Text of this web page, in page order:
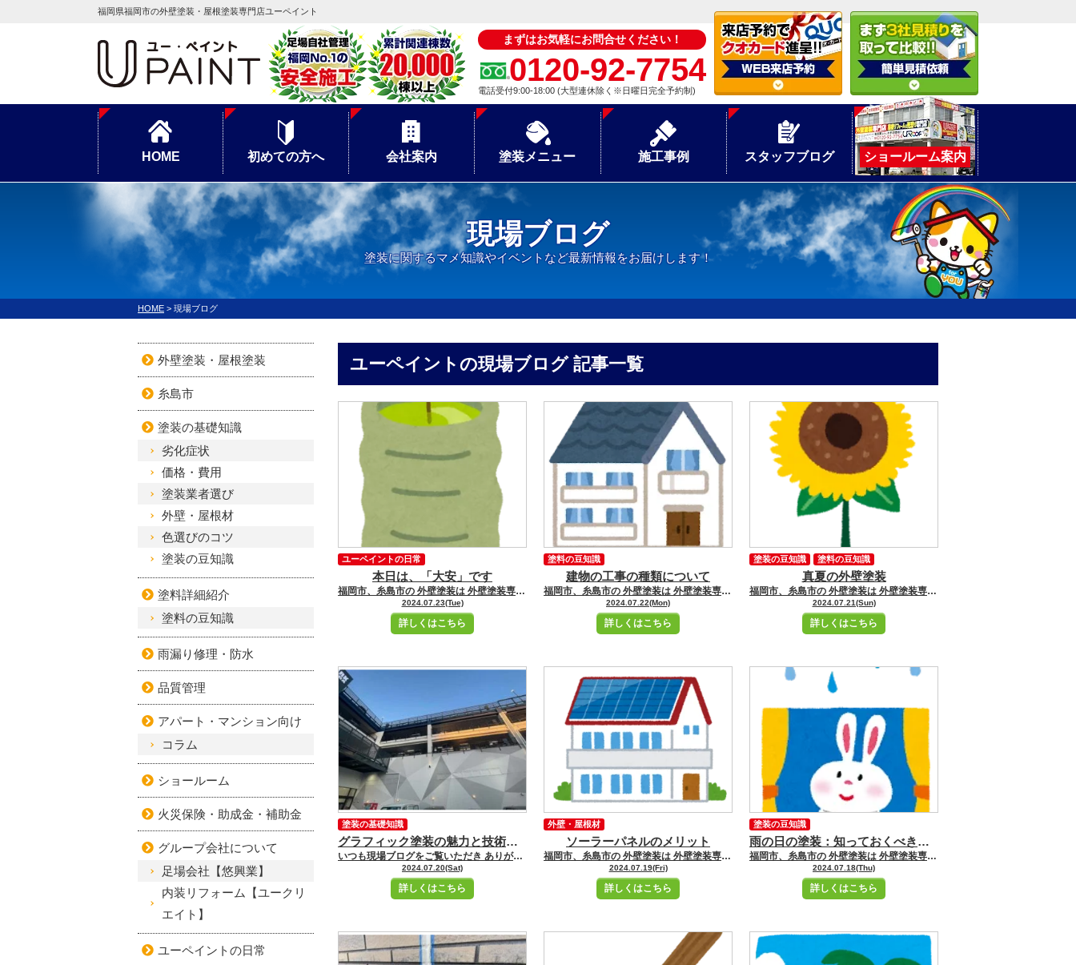
福岡県福岡市の外壁塗装・屋根塗装専門店ユーペイント
まずはお気軽にお問合せください！
0120-92-7754
電話受付9:00-18:00 (大型連休除く※日曜日完全予約制)
HOME 初めての方へ 会社案内 塗装メニュー 施工事例 スタッフブログ ショールーム案内
現場ブログ
塗装に関するマメ知識やイベントなど最新情報をお届けします！
HOME > 現場ブログ
ユーペイントの現場ブログ 記事一覧
本日は、「大安」です
福岡市、糸島市の 外壁塗装は 外壁塗装専門店ユーペイントへ お任せください！！★☆ ＼ブログ毎日更新中／ 福岡市・糸島市にお住いの皆さんこんにちは！ 福岡市・糸島市地域密着の塗装専門店ユーペイント ショールームスタッフの小牧です
2024.07.23(Tue)
詳しくはこちら
ユーペイントの日常
建物の工事の種類について
福岡市、糸島市の 外壁塗装は 外壁塗装専門店ユーペイントへ お任せください！！★☆ ＼ブログ毎日更新中／ 福岡市・糸島市にお住いの皆さんこんにちは！ 福岡市・糸島市地域密着の塗装専門店ユーペイント ショールームスタッフの飯野です
2024.07.22(Mon)
詳しくはこちら
塗料の豆知識
真夏の外壁塗装
福岡市、糸島市の 外壁塗装は 外壁塗装専門店ユーペイントへ お任せください！！★☆ ＼ブログ毎日更新中／ 福岡市・糸島市にお住いの皆さんこんにちは！ 福岡市・糸島市地域密着の塗装専門店ユーペイント ショールームスタッフの小牧です 本日もブログをご覧いただき誠にありがとうございます。 暑くなるこれからの時期、真夏に塗装作業について紹介いたします。 真夏の外壁塗装のメリット 〇速乾性 夏は気温が高いため、塗料の乾燥が早くなります。 これは、次の塗装工程に移る時間を短縮し、作業全体の効率を上げることができます。 特に天候が安定している日が多い夏は、雨で作業が中断される心配が少なく、作業が進めやすいです。 〇長い日照時間 夏は日が長いため、作業時間を最大限に活用することができます。 真夏の外壁塗装のデメリット 〇作業員の健康リスク 夏の炎天下での作業は、熱中症のリスクを高めます。 そのため、適切な休憩と水分補給が不可欠です。 〇塗料の飛散 高温の気候では、塗料が早く乾燥するため、よほど風が強いと塗料が飛散してしまうこともあります。 真夏に外壁塗装を行う際のポイント 〇塗料の選択 真夏の高温に対応できる塗料を選ぶことが重要です。 耐熱性の高い塗料や、乾燥時間が調整された製品を使用することで、塗装の品質を保つことができます。 〇十分な準備と計画 天候の確認と作業計画を十分に行い、突発的な天候変化にも対応できるように準備することが大切です。 まとめ 真夏の外壁塗装ではいくつかの注意点があります。 高温による塗料の劣化や作業員の健康リスクを考慮し、耐熱性の高い塗料を選ぶことが重要です。 また、十分な計画と準備を行うことで、真夏の外壁塗装も効率的に、そして高品質に仕上げることができます。 明日のブログもお楽しみに！ 姪浜駅からショールームへの道のりはこちらです
2024.07.21(Sun)
詳しくはこちら
塗装の豆知識 塗料の豆知識
グラフィック塗装の魅力と技術について
いつも現場ブログをご覧いただき ありがとうございます！ 福岡市、糸島市の 外壁塗装は 外壁塗装専門店ユーペイントへ お任せください！！★☆ ＼ブログ毎日更新中／ 福岡市・糸島市にお住いの皆さんこんにちは！ 福岡市・糸島市地域密着の塗装専門店ユーペイント ショールームスタッフ冨田です グラフィック塗装は、その独自のデザインと技術でさまざまなアイテムに個性を加える方法です。 この記事では、グラフィック塗装の基本から高度な技術までを掘り下げてみましょう。 1. グラフィック塗装の基本 グラフィック塗装とは、物体の表面にデザインや模様を描き出す技術です。 これにより、単なる色の組み合わせを超えて、アート作品のような仕上がりを実現します。 2. グラフィック塗装のプロセス グラフィック塗装のプロセスは以下のステップで構成されます 下地処理 物体の表面を適切に準備し、塗装が密着しやすくする作業です。 塗料と技術の選択 使用する塗料の種類と、それに適した塗布技術を選択します。 耐久性や見た目の質感に影響します。 デザイン適用と塗装 デザインを物体に適用し、エアブラシや手作業で塗装を施します。 これにより、望む結果を得るための詳細な作業が必要です。 まとめ グラフィック塗装は、その芸術性と技術的挑戦を通じて魅力的なオプションです。 自分のスタイルを表現するための強力な手段であり、さまざまな業界で愛されています。 弊社でもグラフィック塗装を行っております。某パチンコ店様 グラフィック塗装工事 姪浜駅からショールームへの道のりはこちらです
2024.07.20(Sat)
詳しくはこちら
塗装の基礎知識
ソーラーパネルのメリット
福岡市、糸島市の 外壁塗装は 外壁塗装専門店ユーペイントへ お任せください！！★☆ ＼ブログ毎日更新中／ 福岡市・糸島市にお住いの皆さんこんにちは！ 福岡市・糸島市地域密着の塗装専門店ユーペイント ショールームスタッフの小牧です 本日もブログをご覧いただき誠にありがとうございます。 本日は、ソーラーパネルについてご紹介します。 ソーラーパネルのメリット 環境への配慮：太陽光は再生可能エネルギーの一つで、温室効果ガスの排出を削減します。 電気料金の削減：発電した電力を自宅で使用することで、電力会社からの購入量を減らし、電気料金を節約できます。 売電収入：余った電力は電力会社に売電することができ、収入を得ることができます。 災害時の電源確保：停電時にも蓄電池と組み合わせることで、非常用電源として活用できます。 ソーラーパネルの設置 設置場所の選定 日照条件：南向きで日当たりの良い場所が最適です。屋根の勾配や周囲の障害物にも注意が必要です。 スペースの確保：十分な設置スペースが必要です。一般的に、1kWあたり約8〜10平方メートルのスペースが必要です。 屋根の強度：パネルの重量に耐えられる屋根であることが重要です。必要に応じて補強工事が必要な場合もあります。 設置手順 調査と計画：専門業者による現地調査と設置計画の作成。 申請と手続き：自治体や電力会社への申請手続き。 設置工事：パネルの設置、配線、インバータの設置。 動作確認：システムの動作確認と稼働開始。 ソーラーパネルのメンテナンス ソーラーパネルは比較的メンテナンスが少なく済みますが、長期間にわたって安定して発電するためには定期的なメンテナンスが重要です。 日常の点検 汚れの除去：ホコリや鳥の糞などがパネルに付着すると発電効率が低下します。定期的な清掃が必要です。 影のチェック：周囲の樹木や建物が影を作っていないか確認します。影ができると発電効率が低下します。 専門業者による点検 電気系統の点検：配線やインバータの点検を行い、異常がないか確認します。 パネルの状態確認：パネルの表面に損傷がないか、接続部分に異常がないか確認します。 まとめ ソーラーパネルは、環境に優しく、電気料金の削減や売電収入など多くのメリットがあります。 設置場所やメンテナンスに注意を払い、長期間にわたって安定した発電を期待できます。 住宅にソーラーパネルを導入することで、エコで経済的な生活を実現しましょう。 姪浜駅からショールームへの道のりはこちらです
2024.07.19(Fri)
詳しくはこちら
外壁・屋根材
雨の日の塗装：知っておくべきポイントと注意点
福岡市、糸島市の 外壁塗装は 外壁塗装専門店ユーペイントへ お任せください！！★☆ ＼ブログ毎日更新中／ 福岡市・糸島市にお住いの皆さんこんにちは！ 福岡市・糸島市地域密着の塗装専門店ユーペイント ショールームスタッフの飯野です
2024.07.18(Thu)
詳しくはこちら
塗装の豆知識
外壁塗装・屋根塗装
糸島市
塗装の基礎知識
劣化症状
価格・費用
塗装業者選び
外壁・屋根材
色選びのコツ
塗装の豆知識
塗料詳細紹介
塗料の豆知識
雨漏り修理・防水
品質管理
アパート・マンション向け
コラム
ショールーム
火災保険・助成金・補助金
グループ会社について
足場会社【悠興業】
内装リフォーム【ユークリ
エイト】
ユーペイントの日常